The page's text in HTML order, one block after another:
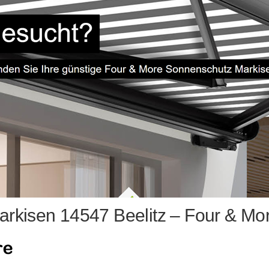
14547 Beelitz – Four &